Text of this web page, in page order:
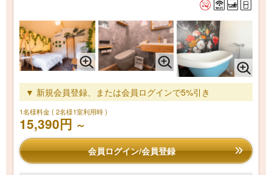
▼ 新規会員登録、または会員ログインで5%引き
1名様料金( 2名様1室利用時 )
15,390円 ～
会員ログイン/会員登録